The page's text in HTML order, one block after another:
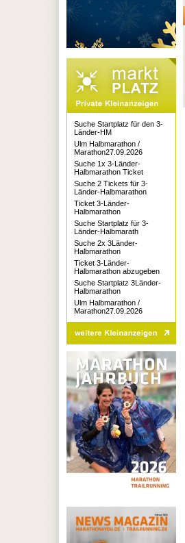
Suche Startplatz für den 3-
Länder-HM
Ulm Halbmarathon /
Marathon27.09.2026
Suche 1x 3-Länder-
Halbmarathon Ticket
Suche 2 Tickets für 3-
Länder-Halbmarathon
Ticket 3-Länder-
Halbmarathon
Suche Startplatz für 3-
Länder-Halbmarath
Suche 2x 3Länder-
Halbmarathon
Ticket 3-Länder-
Halbmarathon abzugeben
Suche Startplatz 3Länder-
Halbmarathon
Ulm Halbmarathon /
Marathon27.09.2026